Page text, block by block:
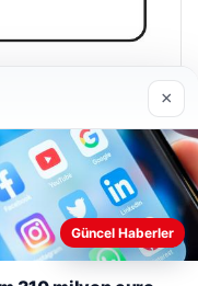
anlayabilmek,
amacıyla çerezler
×
Güncel Haberler